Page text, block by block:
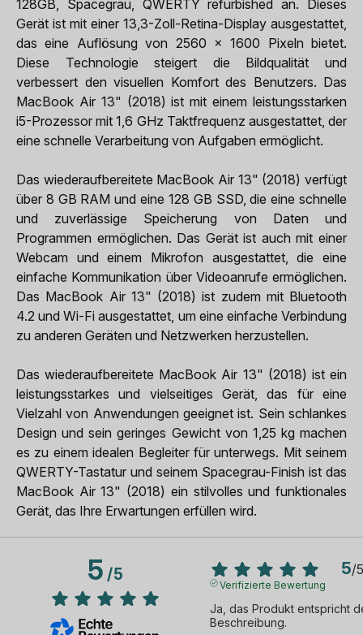
128GB, Spacegrau, QWERTY refurbished an. Dieses
Gerät ist mit einer 13,3-Zoll-Retina-Display ausgestattet,
das eine Auflösung von 2560 x 1600 Pixeln bietet.
Diese Technologie steigert die Bildqualität und
verbessert den visuellen Komfort des Benutzers. Das
MacBook Air 13" (2018) ist mit einem leistungsstarken
i5-Prozessor mit 1,6 GHz Taktfrequenz ausgestattet, der
eine schnelle Verarbeitung von Aufgaben ermöglicht.
Das wiederaufbereitete MacBook Air 13" (2018) verfügt
über 8 GB RAM und eine 128 GB SSD, die eine schnelle
und zuverlässige Speicherung von Daten und
Programmen ermöglichen. Das Gerät ist auch mit einer
Webcam und einem Mikrofon ausgestattet, die eine
einfache Kommunikation über Videoanrufe ermöglichen.
Das MacBook Air 13" (2018) ist zudem mit Bluetooth
4.2 und Wi-Fi ausgestattet, um eine einfache Verbindung
zu anderen Geräten und Netzwerken herzustellen.
Das wiederaufbereitete MacBook Air 13" (2018) ist ein
leistungsstarkes und vielseitiges Gerät, das für eine
Vielzahl von Anwendungen geeignet ist. Sein schlankes
Design und sein geringes Gewicht von 1,25 kg machen
es zu einem idealen Begleiter für unterwegs. Mit seinem
QWERTY-Tastatur und seinem Spacegrau-Finish ist das
MacBook Air 13" (2018) ein stilvolles und funktionales
Gerät, das Ihre Erwartungen erfüllen wird.
5/5 5/5
Verifizierte Bewertung
Ja, das Produkt entspricht
Beschreibung.